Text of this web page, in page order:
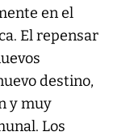
en el
El repensar
destino,
y muy
Los